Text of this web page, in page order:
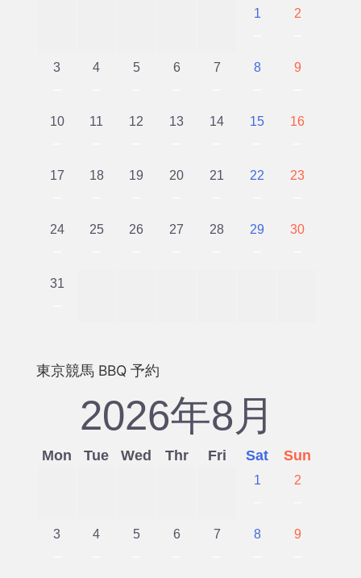
1 2
3 4 5 6 7 8 9
10 11 12 13 14 15 16
17 18 19 20 21 22 23
24 25 26 27 28 29 30
31
東京競馬 BBQ 予約
2026年8月
Mon Tue Wed Thr Fri Sat Sun
1 2
3 4 5 6 7 8 9